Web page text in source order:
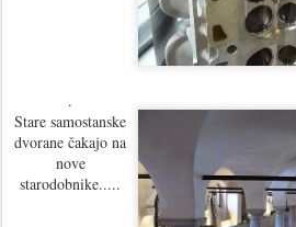
.
Stare samostanske
dvorane čakajo na
nove
starodobnike.....